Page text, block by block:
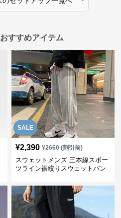
すすめアイテム
SALE
¥2,390 ¥2660(割引前)
スウェットメンズ 三本線スポー
ツライン裾絞りスウェットパン